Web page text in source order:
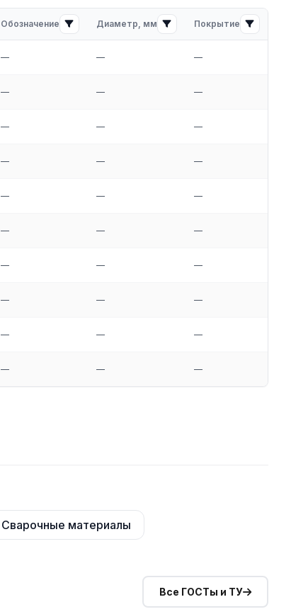
Обозначение Диаметр, мм Покрытие
— — —
— — —
— — —
— — —
— — —
— — —
— — —
— — —
— — —
— — —
Сварочные материалы
Все ГОСТы и ТУ